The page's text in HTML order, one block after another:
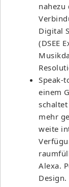
nahezu
Digital
(DSEE
Speak-
einem
mehr
weite
Alexa.